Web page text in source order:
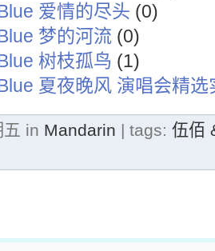
爱情的尽头 (0)
梦的河流 (0)
树枝孤鸟 (1)
夏夜晚风 演唱会精选
in Mandarin | tags: 伍佰